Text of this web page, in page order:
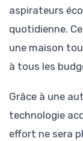
aspirateurs
quotidienne.
une maison
à tous les
Grâce à une
technologie
effort ne sera